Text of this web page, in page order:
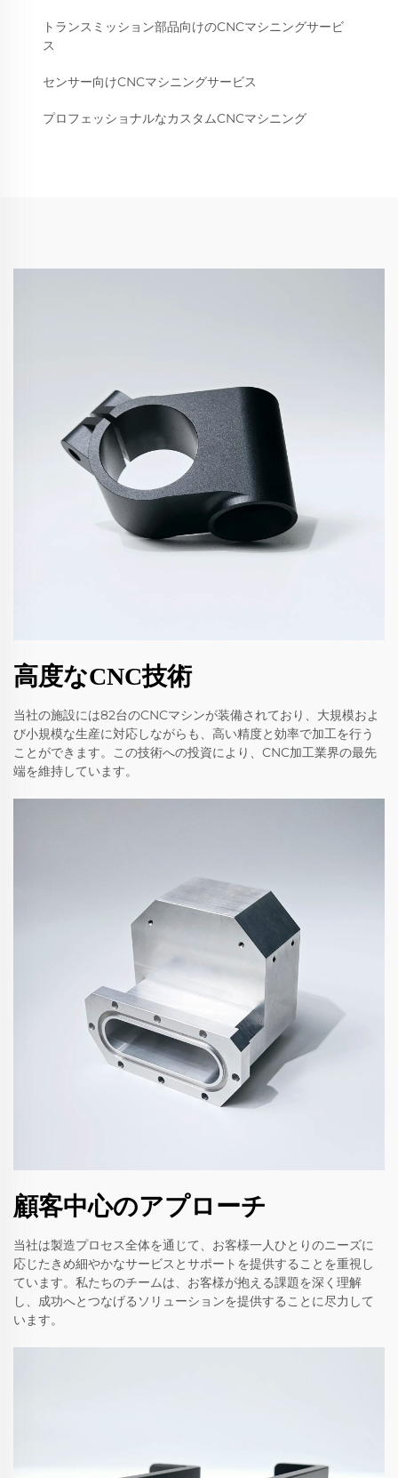
トランスミッション部品向けのCNCマシニングサービ
ス
センサー向けCNCマシニングサービス
プロフェッショナルなカスタムCNCマシニング
高度なCNC技術
当社の施設には82台のCNCマシンが装備されており、大規模およ
び小規模な生産に対応しながらも、高い精度と効率で加工を行う
ことができます。この技術への投資により、CNC加工業界の最先
端を維持しています。
顧客中心のアプローチ
当社は製造プロセス全体を通じて、お客様一人ひとりのニーズに
応じたきめ細やかなサービスとサポートを提供することを重視し
ています。私たちのチームは、お客様が抱える課題を深く理解
し、成功へとつなげるソリューションを提供することに尽力して
います。